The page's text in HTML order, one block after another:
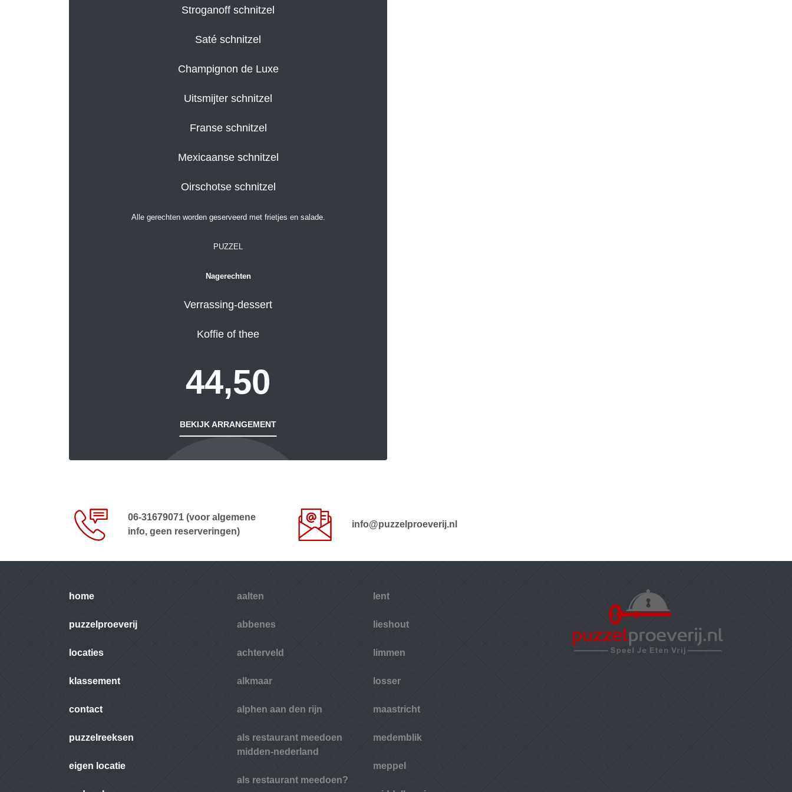
Stroganoff schnitzel
Saté schnitzel
Champignon de Luxe
Uitsmijter schnitzel
Franse schnitzel
Mexicaanse schnitzel
Oirschotse schnitzel
Alle gerechten worden geserveerd met frietjes en salade.
PUZZEL
Nagerechten
Verrassing-dessert
Koffie of thee
44,50
BEKIJK ARRANGEMENT
06-31679071 (voor algemene
info, geen reserveringen)
info@puzzelproeverij.nl
home
puzzelproeverij
locaties
klassement
contact
puzzelreeksen
eigen locatie
aalten
abbenes
achterveld
alkmaar
alphen aan den rijn
als restaurant meedoen
midden-nederland
als restaurant meedoen?
lent
lieshout
limmen
losser
maastricht
medemblik
meppel